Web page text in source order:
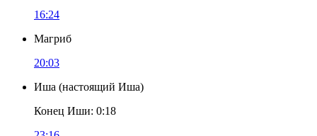
16:24
Магриб
20:03
Иша (настоящий Иша)
Конец Иши: 0:18